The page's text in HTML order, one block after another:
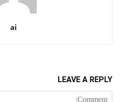
ai
LEAVE A REPLY